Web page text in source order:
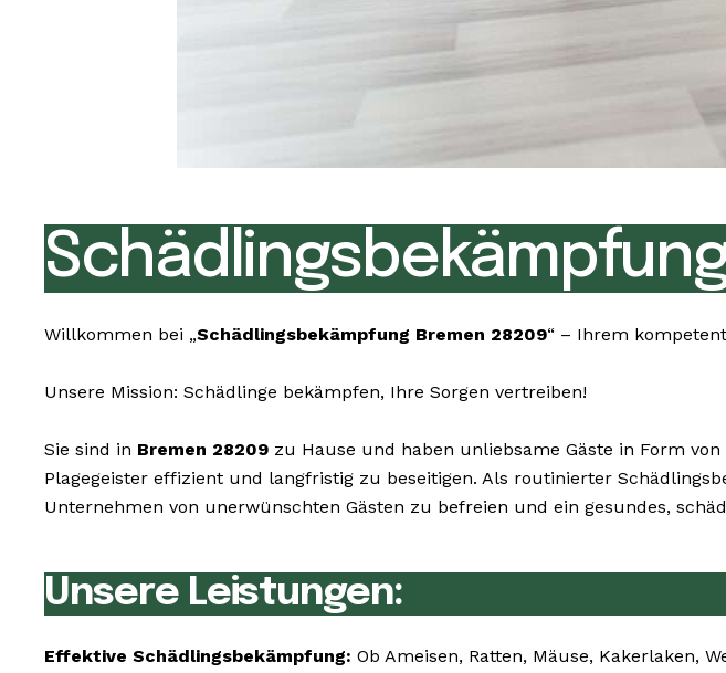
Willkommen bei „Schädlingsbekämpfung Bremen 28209“ – Ihrem
Unsere Mission: Schädlinge bekämpfen, Ihre Sorgen vertreiben!
Sie sind in Bremen 28209 zu Hause und haben unliebsame Gäste in Form
Plagegeister effizient und langfristig zu beseitigen. Als routinierter
Unternehmen von unerwünschten Gästen zu befreien und ein gesundes,
Unsere Leistungen:
Effektive Schädlingsbekämpfung: Ob Ameisen, Ratten, Mäuse, Kakerlaken,